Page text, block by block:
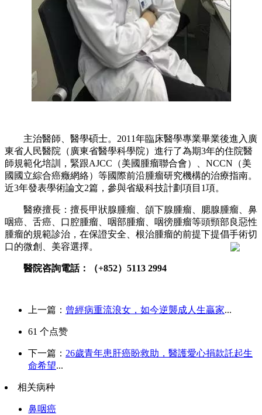
主治醫師、醫學碩士。2011年臨床醫學專業畢業後進入廣
東省人民醫院（廣東省醫學科學院）進行了為期3年的住院醫
師規範化培訓，緊跟AJCC（美國腫瘤聯合會）、NCCN（美
國國立綜合癌癥網絡）等國際前沿腫瘤研究機構的治療指南。
近3年發表學術論文2篇，參與省級科技計劃項目1項。
醫療擅長：擅長甲狀腺腫瘤、頜下腺腫瘤、腮腺腫瘤、鼻
咽癌、舌癌、口腔腫瘤、咽部腫瘤、咽徬腫瘤等頭頸部良惡性
腫瘤的規範診治，在保證安全、根治腫瘤的前提下提倡手術切
口的微創、美容選擇。
醫院咨詢電話：（+852）5113 2994
上一篇： 曾經病重流浪女，如今逆襲成人生贏家...
61 个点赞
下一篇： 26歲青年患肝癌盼救助，醫護愛心捐款託起生
命希望...
相关病种
鼻咽癌